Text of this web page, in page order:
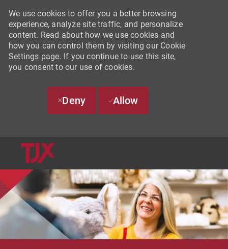
We use cookies to offer you a better browsing
experience, analyze site traffic, and personalize
content. Read about how we use cookies and
how you can control them by visiting our Cookie
Settings page. If you continue to use this site,
you consent to our use of cookies.
Deny Allow